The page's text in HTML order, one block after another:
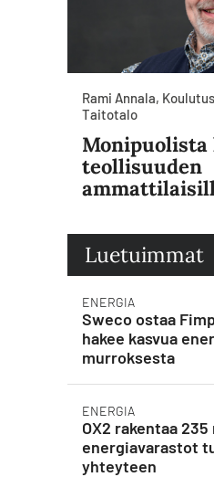
Rami Annala,
Taitotalo
teollisuuden
Luetuimmat
ENERGIA
Sweco ostaa
hakee kasvua
murroksesta
ENERGIA
OX2 rakentaa
energiavarastot
yhteyteen